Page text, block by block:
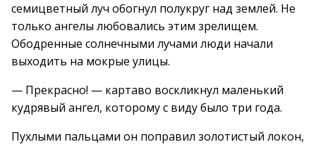
семицветный луч обогнул полукруг над землей. Не
только ангелы любовались этим зрелищем.
Ободренные солнечными лучами люди начали
выходить на мокрые улицы.
— Прекрасно! — картаво воскликнул маленький
кудрявый ангел, которому с виду было три года.
Пухлыми пальцами он поправил золотистый локон,